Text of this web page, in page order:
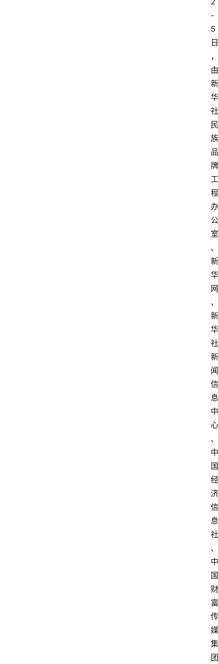
-
5
日
，
由
新
华
社
民
族
品
牌
工
程
办
公
室
、
新
华
网
、
新
华
社
新
闻
信
息
中
心
、
中
国
经
济
信
息
社
、
中
国
财
富
传
媒
集
团